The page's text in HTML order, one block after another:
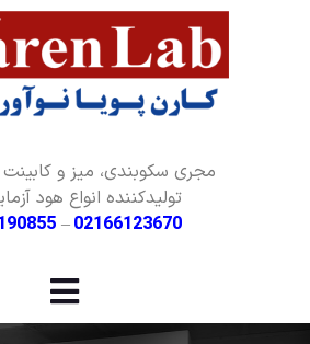
مجری سکوبندی، میز و کابینت
تولیدکننده انواع هود
02166123670
–